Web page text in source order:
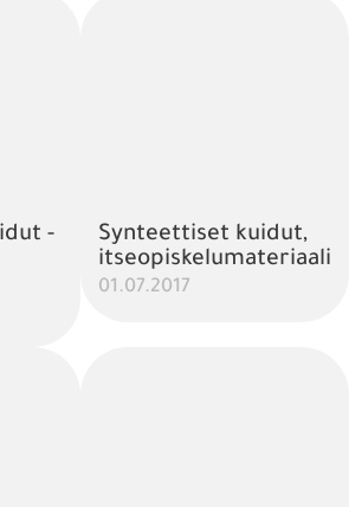
-
Synteettiset kuidut,
itseopiskelumateriaali
01.07.2017